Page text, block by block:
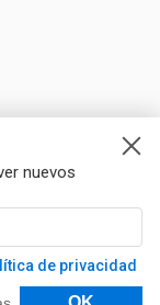
nuevos
de privacidad